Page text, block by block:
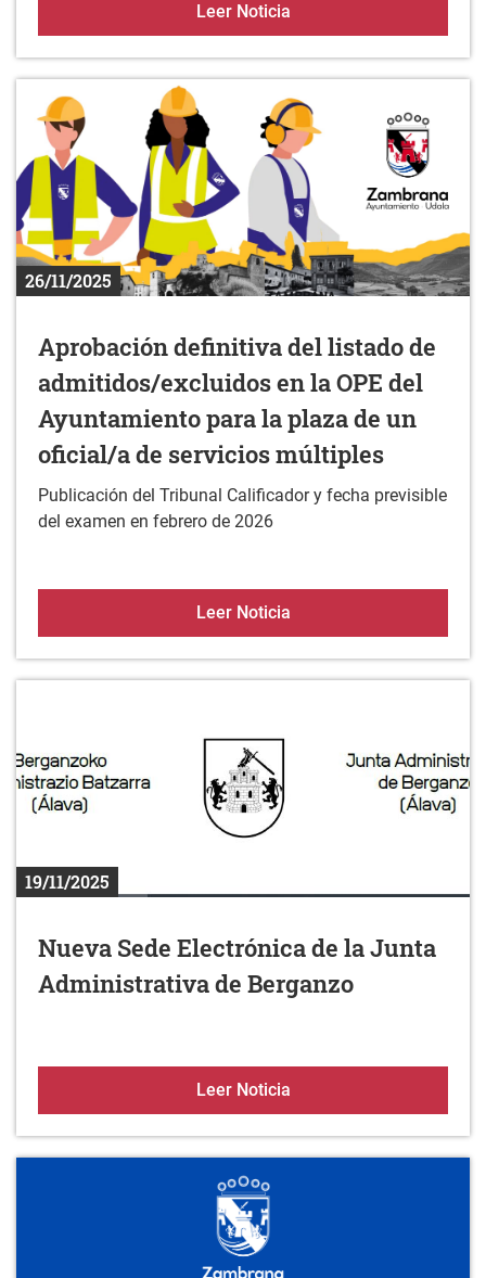
Leer NoticiaPrograma de
26/11/2025
Aprobación definitiva del listado de
admitidos/excluidos en la OPE del
Ayuntamiento para la plaza de un
oficial/a de servicios múltiples
Publicación del Tribunal Calificador y fecha previsible
del examen en febrero de 2026
Leer NoticiaAprobación definitiva
19/11/2025
Nueva Sede Electrónica de la Junta
Administrativa de Berganzo
Leer NoticiaNueva Sede Electrónica